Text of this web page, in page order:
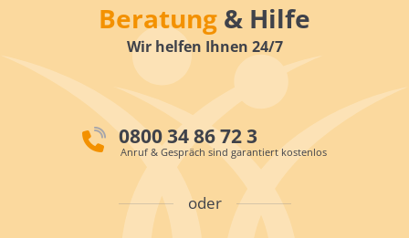
Beratung & Hilfe
Wir helfen Ihnen 24/7
0800 34 86 72 3
Anruf & Gespräch sind garantiert kostenlos
oder